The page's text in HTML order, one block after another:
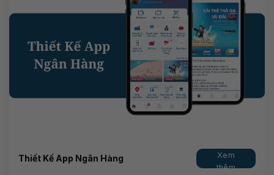
Thiết Kế App Ngân Hàng
Xem
thêm